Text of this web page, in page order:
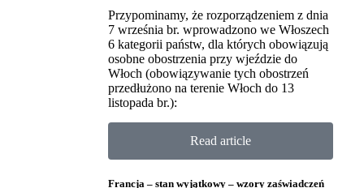
Przypominamy, że rozporządzeniem z dnia
7 września br. wprowadzono we Włoszech
6 kategorii państw, dla których obowiązują
osobne obostrzenia przy wjeździe do
Włoch (obowiązywanie tych obostrzeń
przedłużono na terenie Włoch do 13
listopada br.):
Read article
Francja – stan wyjątkowy – wzory zaświadczeń